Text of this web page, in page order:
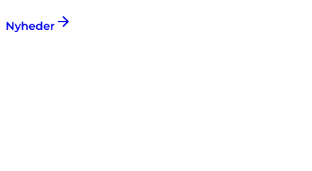
Nyheder